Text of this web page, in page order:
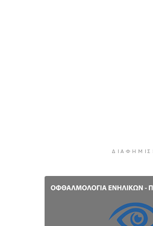
«Ρεμπέτικο»
Η πρόεδρος της